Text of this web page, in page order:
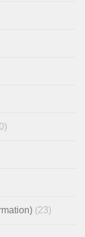
(23)